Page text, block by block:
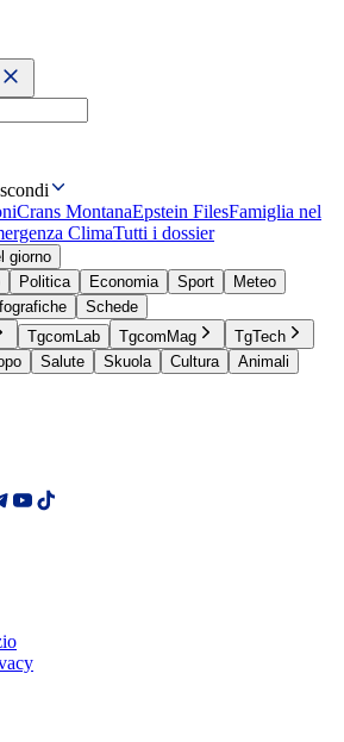
Crans MontanaEpstein FilesFamiglia nel
ClimaTutti i dossier
giorno
Politica Economia Sport
Meteo
Schede
TgcomLab TgcomMag
TgTech
Salute Skuola Cultura
Animali